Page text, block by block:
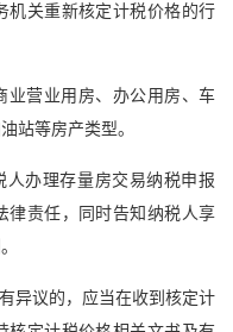
机关重新核定计税价格的行
业营业用房、办公用房、车
站等房产类型。
办理存量房交易纳税申报
律责任，同时告知纳税人享
异议的，应当在收到核定计